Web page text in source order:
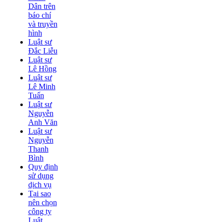
Dân trên
báo chí
và truyền
hình
Luật sư
Đắc Liễu
Luật sư
Lê Hồng
Luật sư
Lê Minh
Tuấn
Luật sư
Nguyễn
Anh Văn
Luật sư
Nguyễn
Thanh
Bình
Quy định
sử dụng
dịch vụ
Tại sao
nên chọn
công ty
Luật